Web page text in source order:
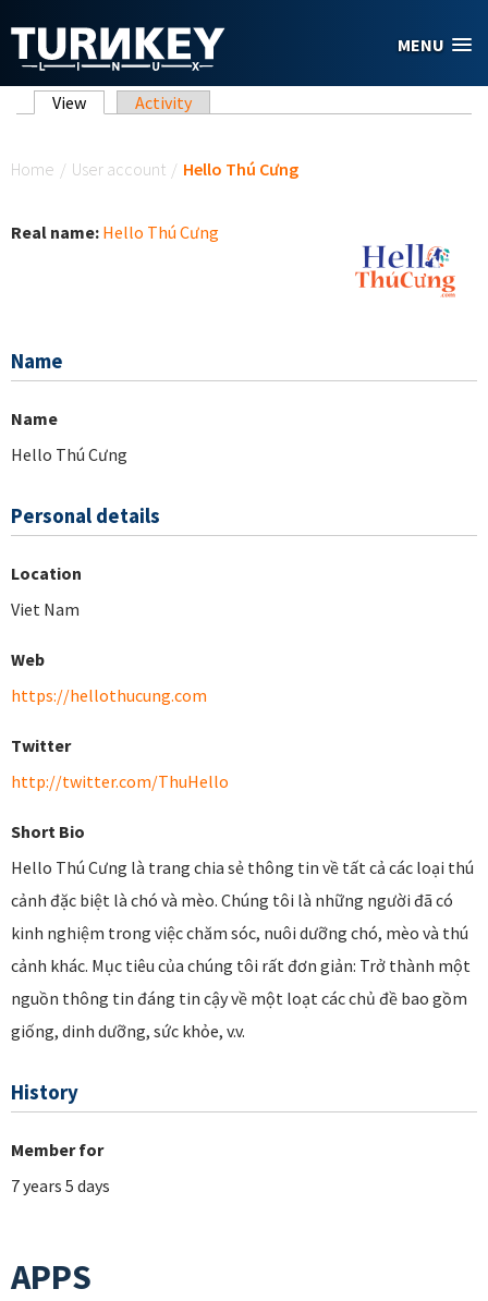
MENU
Primary tabs
View (active tab)
Activity
Home / User account / Hello Thú Cưng
Real name: Hello Thú Cưng
Name
Name
Hello Thú Cưng
Personal details
Location
Viet Nam
Web
https://hellothucung.com
Twitter
http://twitter.com/ThuHello
Short Bio
Hello Thú Cưng là trang chia sẻ thông tin về tất cả các loại thú
cảnh đặc biệt là chó và mèo. Chúng tôi là những người đã có
kinh nghiệm trong việc chăm sóc, nuôi dưỡng chó, mèo và thú
cảnh khác. Mục tiêu của chúng tôi rất đơn giản: Trở thành một
nguồn thông tin đáng tin cậy về một loạt các chủ đề bao gồm
giống, dinh dưỡng, sức khỏe, v.v.
History
Member for
7 years 5 days
APPS